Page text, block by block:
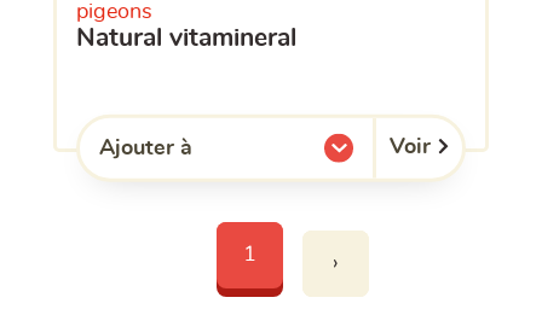
pigeons
natural vitamineral
Ajouter à
l'une de mes listes. Voir
1 ›